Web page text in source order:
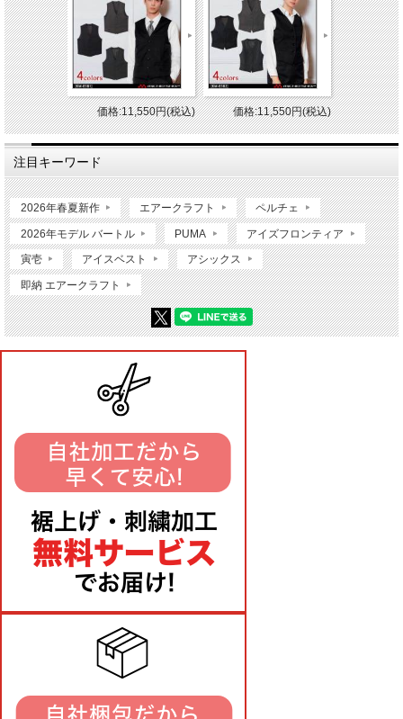
価格:11,550円(税込) 価格:11,550円(税込)
注目キーワード
2026年春夏新作 エアークラフト ペルチェ
2026年モデル バートル PUMA アイズフロンティア
寅壱 アイスベスト アシックス
即納 エアークラフト